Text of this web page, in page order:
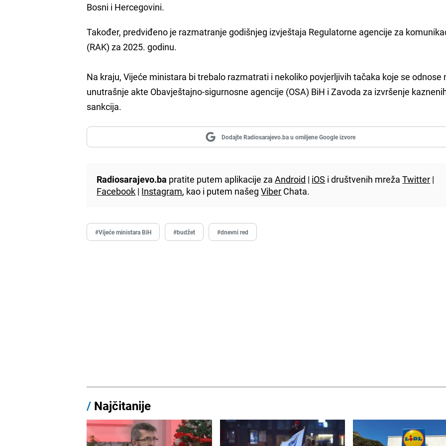
Bosni i Hercegovini.
Također, predviđeno je razmatranje godišnjeg izvještaja Regulatorne agencije za
(RAK) za 2025. godinu.
Na kraju, Vijeće ministara bi trebalo razmatrati i nekoliko povjerljivih tačaka koje se odnose
unutrašnje akte Obavještajno-sigurnosne agencije (OSA) BiH i Zavoda za izvršenje
sankcija.
Dodajte Radiosarajevo.ba u omiljene Google izvore
Radiosarajevo.ba pratite putem aplikacije zaAndroid | iOS i društvenih mrežaTwitter |
Facebook | Instagram, kao i putem našegViber Chata.
#Vijeće ministara BiH #budžet #dnevni red
/ Najčitanije